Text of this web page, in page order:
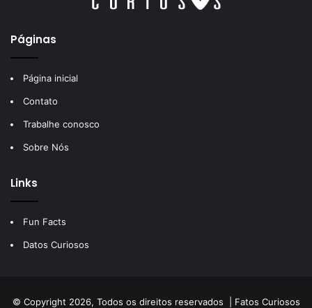
Páginas
Página inicial
Contato
Trabalhe conosco
Sobre Nós
Links
Fun Facts
Datos Curiosos
© Copyright 2026, Todos os direitos reservados | Fatos Curiosos